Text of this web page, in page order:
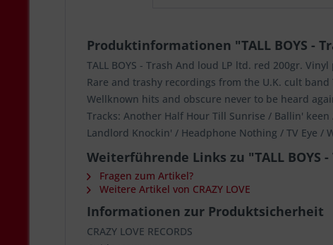
Produktinformationen "TALL BOYS -
TALL BOYS - Trash And loud LP ltd. red 200gr.
Rare and trashy recordings from the U.K. cult band
Wellknown hits and obscure never to be heard
Tracks: Another Half Hour Till Sunrise / Ballin'
Landlord Knockin' / Headphone Nothing / TV Eye
Weiterführende Links zu "TALL BOYS
Fragen zum Artikel?
Weitere Artikel von CRAZY LOVE
Informationen zur Produktsicherheit
CRAZY LOVE RECORDS